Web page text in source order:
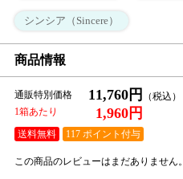
シンシア（Sincere）
商品情報
通販特別価格 11,760円
1箱あたり 1,960円
送料無料 117 ポイント付与
この商品のレビューはまだありません。